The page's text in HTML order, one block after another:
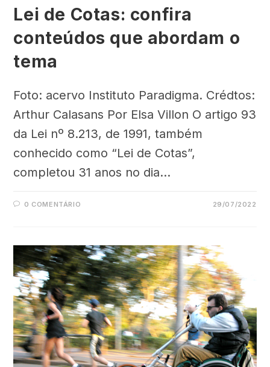
Lei de Cotas: confira
conteúdos que abordam o
tema
Foto: acervo Instituto Paradigma. Crédtos:
Arthur Calasans Por Elsa Villon O artigo 93
da Lei nº 8.213, de 1991, também
conhecido como “Lei de Cotas”,
completou 31 anos no dia…
0 COMENTÁRIO 29/07/2022